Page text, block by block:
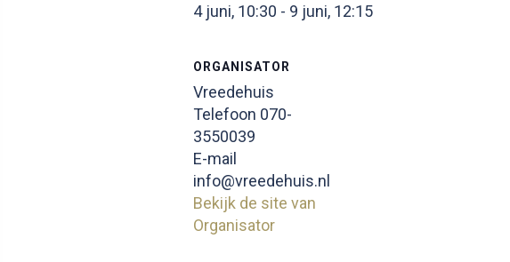
4 juni, 10:30 - 9 juni, 12:15
ORGANISATOR
Vreedehuis
Telefoon 070-
3550039
E-mail
info@vreedehuis.nl
Bekijk de site van
Organisator